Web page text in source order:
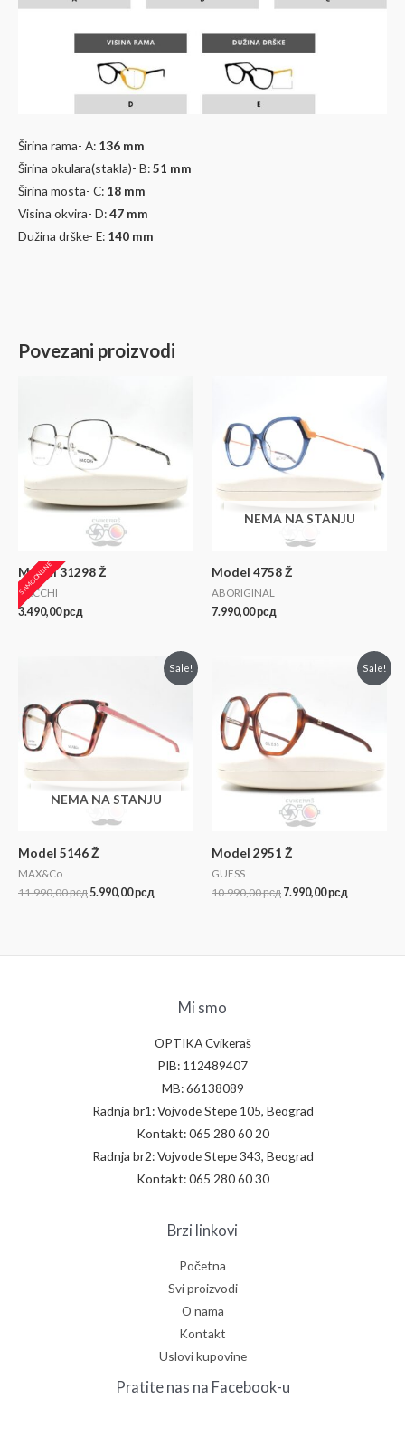
Širina rama- A: 136 mm
Širina okulara(stakla)- B:51 mm
Širina mosta- C: 18 mm
Visina okvira- D:47 mm
Dužina drške- E: 140 mm
Povezani proizvodi
SAMO ONLINE
Model 31298 Ž
DACCHI
3.490,00рсд
NEMA NA STANJU
Model 4758 Ž
ABORIGINAL
7.990,00рсд
Sale!
NEMA NA STANJU
Model 5146 Ž
MAX&Co
11.990,00рсд5.990,00рсд
Sale!
Model 2951 Ž
GUESS
10.990,00рсд 7.990,00рсд
Mi smo
OPTIKA Cvikeraš
PIB: 112489407
MB: 66138089
Radnja br1: Vojvode Stepe 105, Beograd
Kontakt: 065 280 60 20
Radnja br2: Vojvode Stepe 343, Beograd
Kontakt: 065 280 60 30
Brzi linkovi
Početna
Svi proizvodi
O nama
Kontakt
Uslovi kupovine
Pratite nas na Facebook-u